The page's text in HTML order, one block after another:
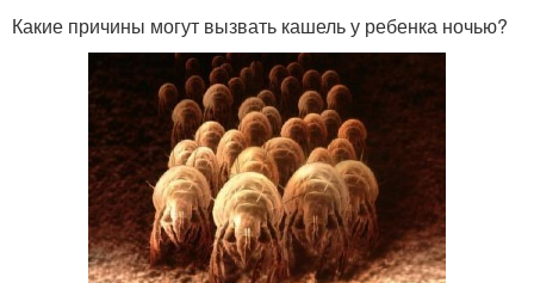
Какие причины могут вызвать кашель у ребенка ночью?